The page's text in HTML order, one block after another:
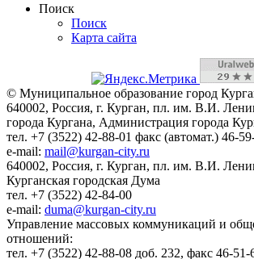
Поиск
Поиск
Карта сайта
© Муниципальное образование город
640002, Россия, г. Курган, пл. им. В.И.
города Кургана, Администрация города
тел. +7 (3522) 42-88-01 факс (автомат.) 46-
e-mail: mail@kurgan-city.ru
640002, Россия, г. Курган, пл. им. В.И.
Курганская городская Дума
тел. +7 (3522) 42-84-00
e-mail: duma@kurgan-city.ru
Управление массовых коммуникаций и
отношений:
тел. +7 (3522) 42-88-08 доб. 232, факс 46-51-